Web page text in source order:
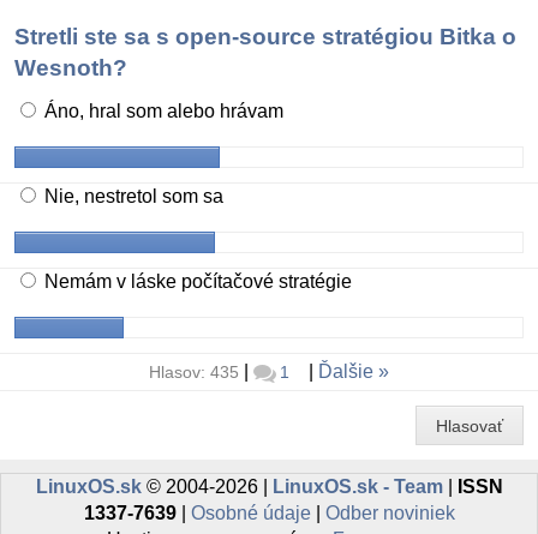
Stretli ste sa s open-source stratégiou Bitka o
Wesnoth?
Áno, hral som alebo hrávam
Nie, nestretol som sa
Nemám v láske počítačové stratégie
Hlasov: 435 1 Ďalšie
Hlasovať
LinuxOS.sk© 2004-2026 | LinuxOS.sk - Team|
ISSN
1337-7639| Osobné údaje| Odber noviniek